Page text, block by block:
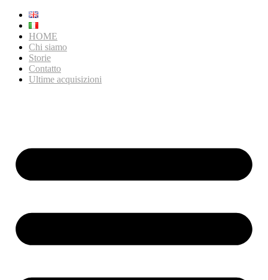
HOME
Chi siamo
Storie
Contatto
Ultime acquisizioni